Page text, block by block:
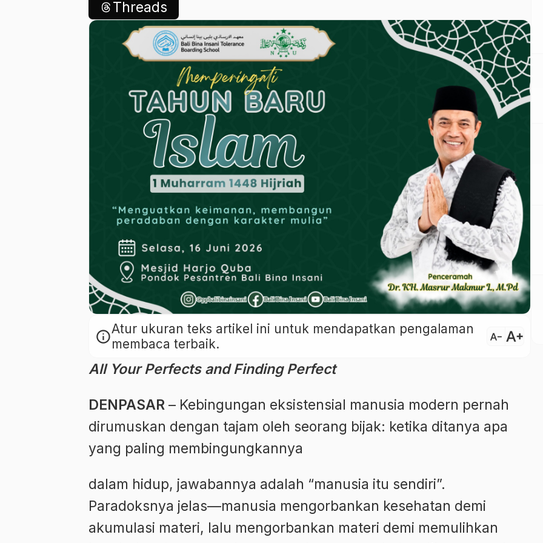
Threads
infoAtur ukuran teks artikel ini untuk mendapatkan pengalaman
membaca terbaik.
text_decrease text_increase
All Your Perfects and Finding Perfect
DENPASAR – Kebingungan eksistensial manusia modern pernah
dirumuskan dengan tajam oleh seorang bijak: ketika ditanya apa
yang paling membingungkannya
dalam hidup, jawabannya adalah “manusia itu sendiri”.
Paradoksnya jelas—manusia mengorbankan kesehatan demi
akumulasi materi, lalu mengorbankan materi demi memulihkan